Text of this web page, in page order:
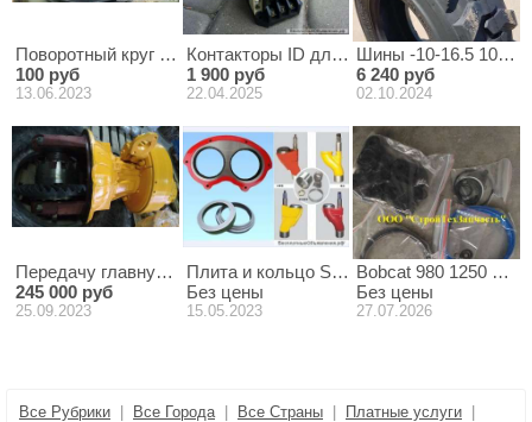
Поворотный круг для полуприцепа JOST KLKHE 1300 -22
100 руб
13.06.2023
Передачу главную 7540-2402010
245 000 руб
25.09.2023
Контакторы ID для крана РДК
1 900 руб
22.04.2025
Плита и кольцо Sany DN200
Без цены
15.05.2023
Шины -10-16.5 10PR
6 240 руб
02.10.2024
Bobcat 980 1250
Без цены
27.07.2026
Все Рубрики Все Города| Все Страны Платные услуги